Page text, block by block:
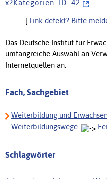
x ? K a t e g o r i e n _ I D = 4 2
[ Link defekt? Bitte
Das Deutsche Institut für
umfangreiche Auswahl an
Internetquellen an.
Fach, Sachgebiet
Weiterbildung und
Weiterbildungswege
Schlagwörter